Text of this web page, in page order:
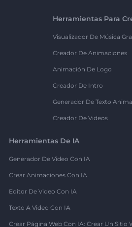
Herramientas Para
Visualizador De Música
Creador De Animaciones
Animación De Logo
Creador De Intro
Generador De Texto
Creador De Videos
Herramientas De IA
Generador De Video Con IA
Crear Animaciones Con IA
Editor De Video Con IA
Texto A Video Con IA
Crear Página Web Con IA: Crear Un Sitio